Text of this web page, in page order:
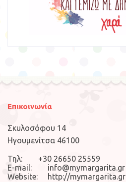
Επικοινωνία
Σκυλοσόφου 14
Ηγουμενίτσα 46100
Τηλ: +30 26650 25559
E-mail: info@mymargarita.gr
Website: http://mymargarita.gr